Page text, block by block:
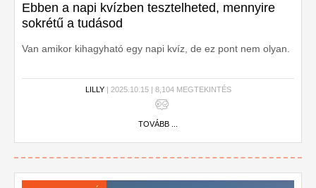
Ebben a napi kvízben tesztelheted, mennyire
sokrétű a tudásod
Van amikor kihagyható egy napi kvíz, de ez pont nem olyan.
LILLY| 2025.10.15 | 8,104 MEGTEKINTÉS
TOVÁBB ...